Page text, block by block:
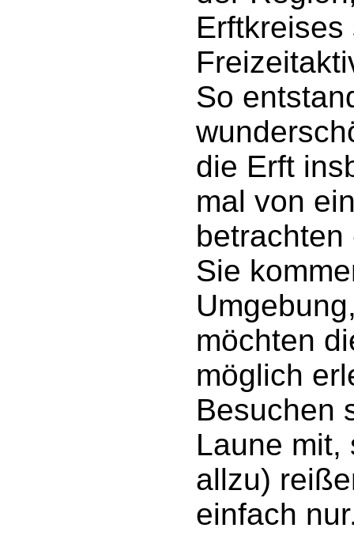
So
die Erft
mal von
Sie
möchten
möglich
Besuchen
Laune mit,
allzu)
einfach